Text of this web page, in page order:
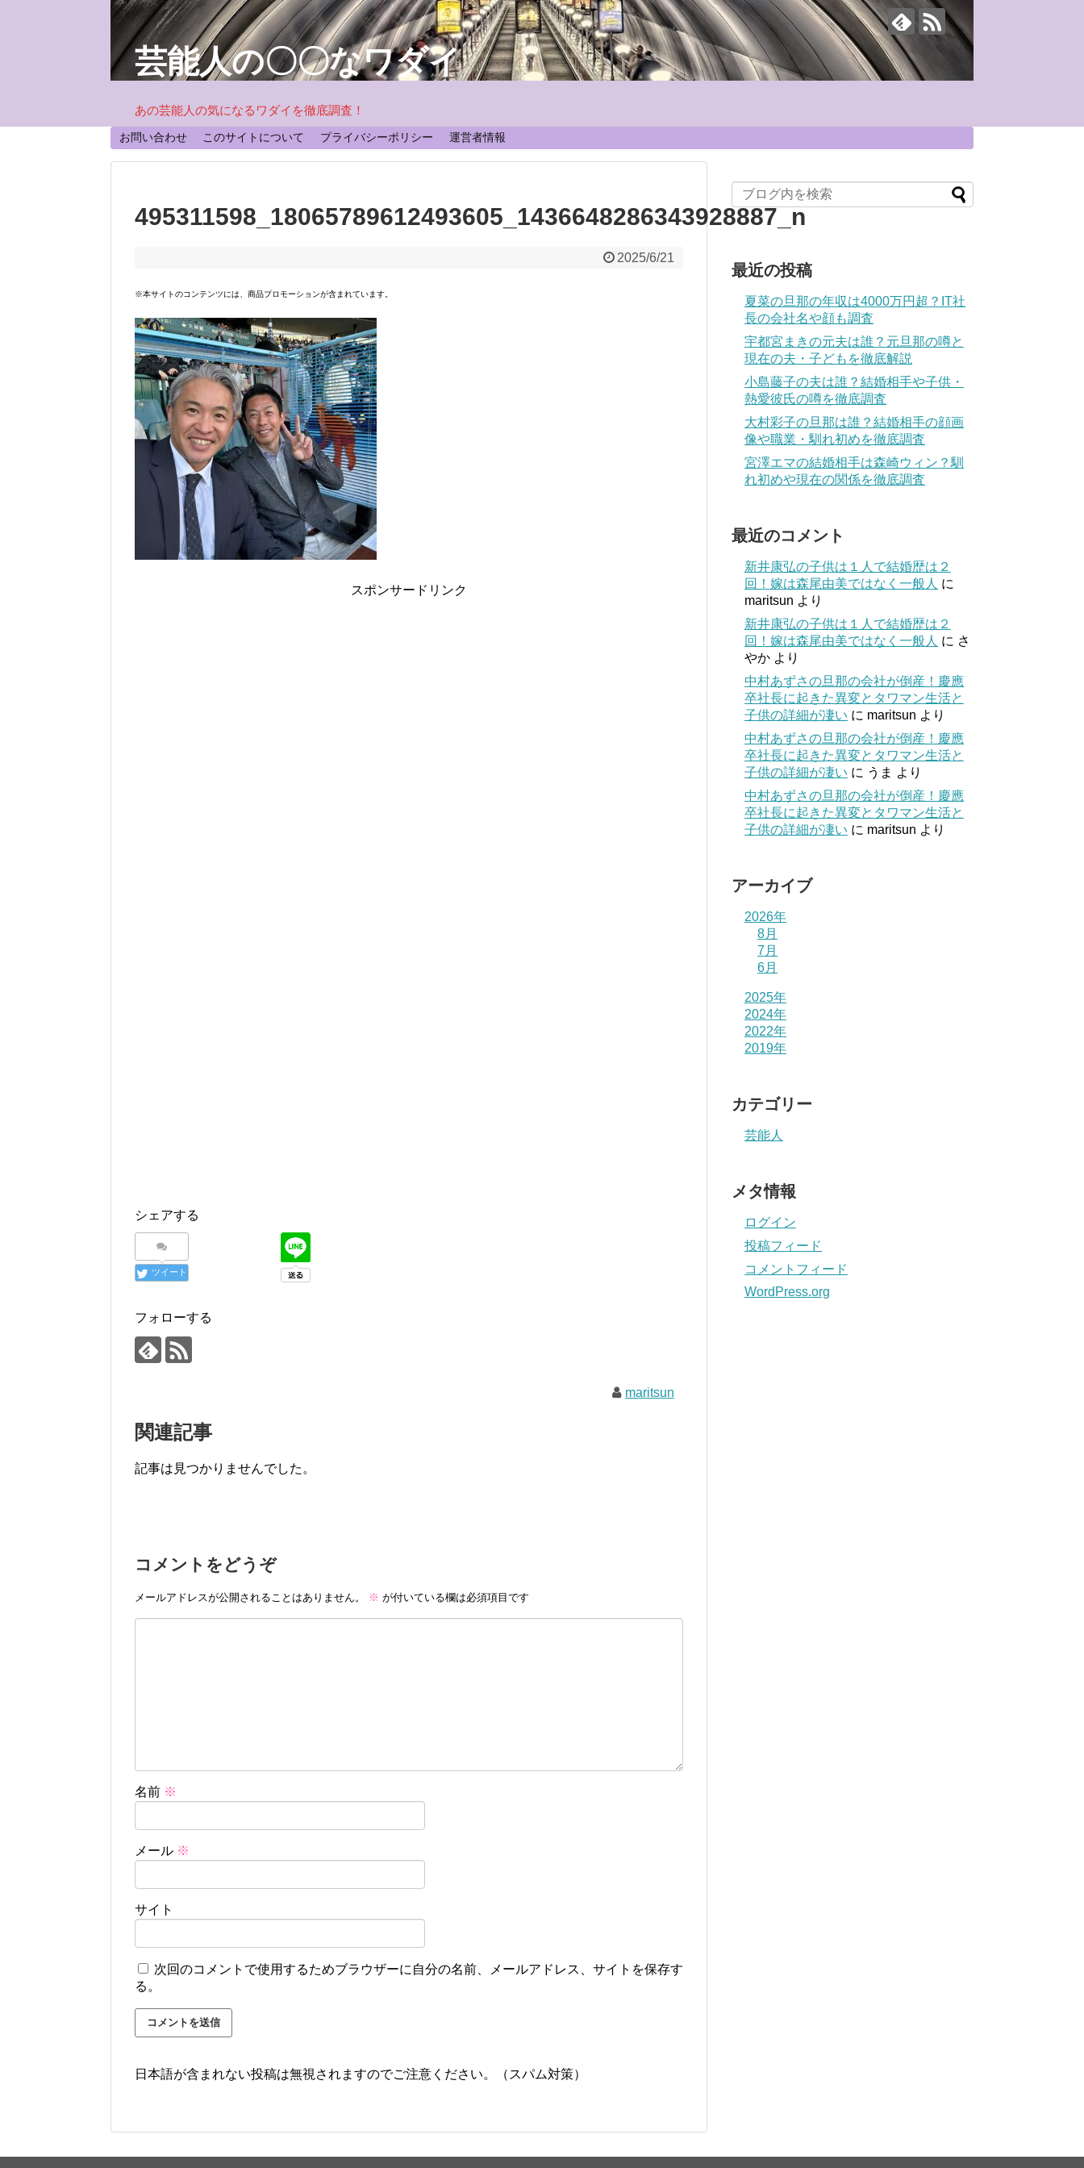
芸能人の〇〇なワダイ
あの芸能人の気になるワダイを徹底調査！
お問い合わせ このサイトについて プライバシーポリシー 運営者情報
495311598_18065789612493605_1436648286343928887_n
2025/6/21
※本サイトのコンテンツには、商品プロモーションが含まれています。
スポンサードリンク
シェアする
ツイート
フォローする
maritsun
関連記事
記事は見つかりませんでした。
コメントをどうぞ
メールアドレスが公開されることはありません。 ※ が付いている欄は必須項目です
名前 ※
メール ※
サイト
次回のコメントで使用するためブラウザーに自分の名前、メールアドレス、サイトを保存す
る。
日本語が含まれない投稿は無視されますのでご注意ください。（スパム対策）
最近の投稿
夏菜の旦那の年収は4000万円超？IT社
長の会社名や顔も調査
宇都宮まきの元夫は誰？元旦那の噂と
現在の夫・子どもを徹底解説
小島藤子の夫は誰？結婚相手や子供・
熱愛彼氏の噂を徹底調査
大村彩子の旦那は誰？結婚相手の顔画
像や職業・馴れ初めを徹底調査
宮澤エマの結婚相手は森崎ウィン？馴
れ初めや現在の関係を徹底調査
最近のコメント
新井康弘の子供は１人で結婚歴は２
回！嫁は森尾由美ではなく一般人 に
maritsun より
新井康弘の子供は１人で結婚歴は２
回！嫁は森尾由美ではなく一般人 に さ
やか より
中村あずさの旦那の会社が倒産！慶應
卒社長に起きた異変とタワマン生活と
子供の詳細が凄い に maritsun より
中村あずさの旦那の会社が倒産！慶應
卒社長に起きた異変とタワマン生活と
子供の詳細が凄い に うま より
中村あずさの旦那の会社が倒産！慶應
卒社長に起きた異変とタワマン生活と
子供の詳細が凄い に maritsun より
アーカイブ
2026年
8月
7月
6月
2025年
2024年
2022年
2019年
カテゴリー
芸能人
メタ情報
ログイン
投稿フィード
コメントフィード
WordPress.org